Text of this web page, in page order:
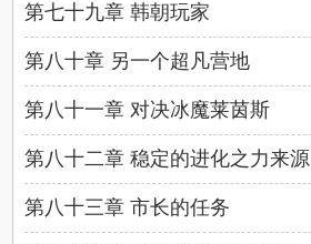
第七十九章 韩朝玩家
第八十章 另一个超凡营地
第八十一章 对决冰魔莱茵斯
第八十二章 稳定的进化之力来源
第八十三章 市长的任务